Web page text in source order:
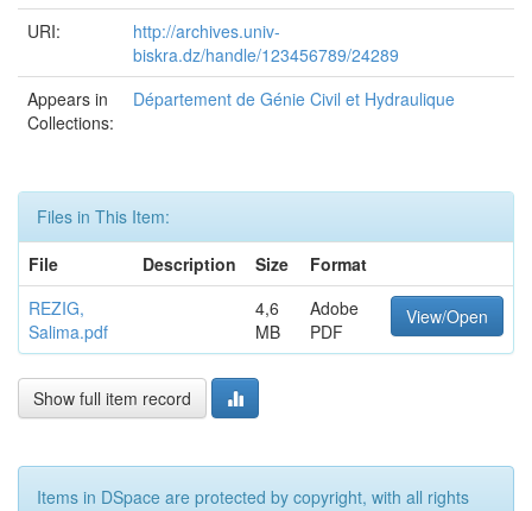
URI:
http://archives.univ-
biskra.dz/handle/123456789/24289
Appears in
Collections:
Département de Génie Civil et Hydraulique
Files in This Item:
File
Description Size
Format
REZIG,
Salima.pdf
4,6
MB
Adobe
PDF
View/Open
Show full item record
Items in DSpace are protected by copyright, with all rights